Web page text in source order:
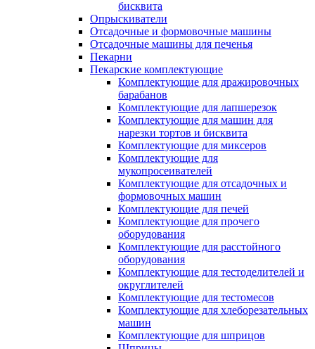
бисквита
Опрыскиватели
Отсадочные и формовочные машины
Отсадочные машины для печенья
Пекарни
Пекарские комплектующие
Комплектующие для дражировочных
барабанов
Комплектующие для лапшерезок
Комплектующие для машин для
нарезки тортов и бисквита
Комплектующие для миксеров
Комплектующие для
мукопросеивателей
Комплектующие для отсадочных и
формовочных машин
Комплектующие для печей
Комплектующие для прочего
оборудования
Комплектующие для расстойного
оборудования
Комплектующие для тестоделителей и
округлителей
Комплектующие для тестомесов
Комплектующие для хлеборезательных
машин
Комплектующие для шприцов